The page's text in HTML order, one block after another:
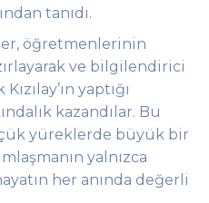
tanıdı.
öğretmenlerinin
ve bilgilendirici
yaptığı
kazandılar. Bu
yüreklerde büyük bir
yalnızca
her anında değerli